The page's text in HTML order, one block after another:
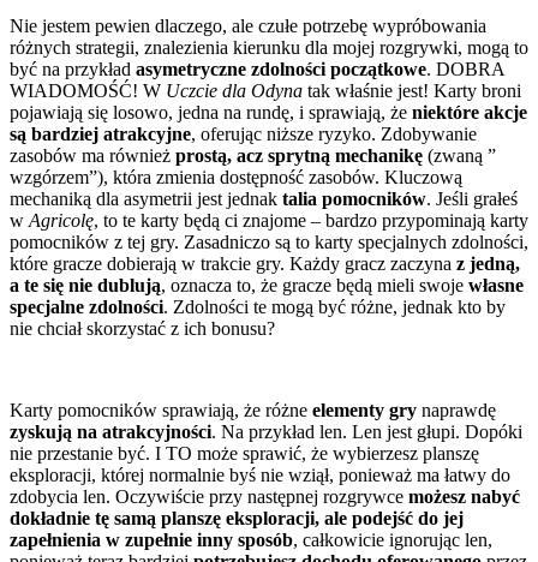
Nie jestem pewien dlaczego, ale czułe potrzebę wypróbowania
różnych strategii, znalezienia kierunku dla mojej rozgrywki, mogą to
być na przykład asymetryczne zdolności początkowe. DOBRA
WIADOMOŚĆ! W Uczcie dla Odyna tak właśnie jest! Karty broni
pojawiają się losowo, jedna na rundę, i sprawiają, że niektóre akcje
są bardziej atrakcyjne, oferując niższe ryzyko. Zdobywanie
zasobów ma również prostą, acz sprytną mechanikę (zwaną ”
wzgórzem”), która zmienia dostępność zasobów. Kluczową
mechaniką dla asymetrii jest jednak talia pomocników. Jeśli grałeś
w Agricolę, to te karty będą ci znajome – bardzo przypominają karty
pomocników z tej gry. Zasadniczo są to karty specjalnych zdolności,
które gracze dobierają w trakcie gry. Każdy gracz zaczyna z jedną,
a te się nie dublują, oznacza to, że gracze będą mieli swoje własne
specjalne zdolności. Zdolności te mogą być różne, jednak kto by
nie chciał skorzystać z ich bonusu?
Karty pomocników sprawiają, że różne elementy gry naprawdę
zyskują na atrakcyjności. Na przykład len. Len jest głupi. Dopóki
nie przestanie być. I TO może sprawić, że wybierzesz planszę
eksploracji, której normalnie byś nie wziął, ponieważ ma łatwy do
zdobycia len. Oczywiście przy następnej rozgrywce możesz nabyć
dokładnie tę samą planszę eksploracji, ale podejść do jej
zapełnienia w zupełnie inny sposób, całkowicie ignorując len,